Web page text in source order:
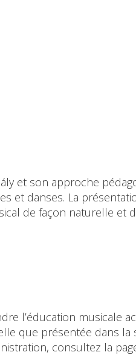
et son approche
et danses. La
de façon naturelle et
l’éducation
que présentée dans
consultez la